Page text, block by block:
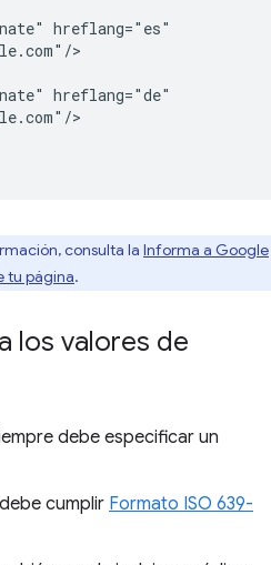
hreflang="es"
>
hreflang="de"
>
consulta la Informa a Google
tu página.
los valores de
debe especificar un
cumplir Formato ISO 639-